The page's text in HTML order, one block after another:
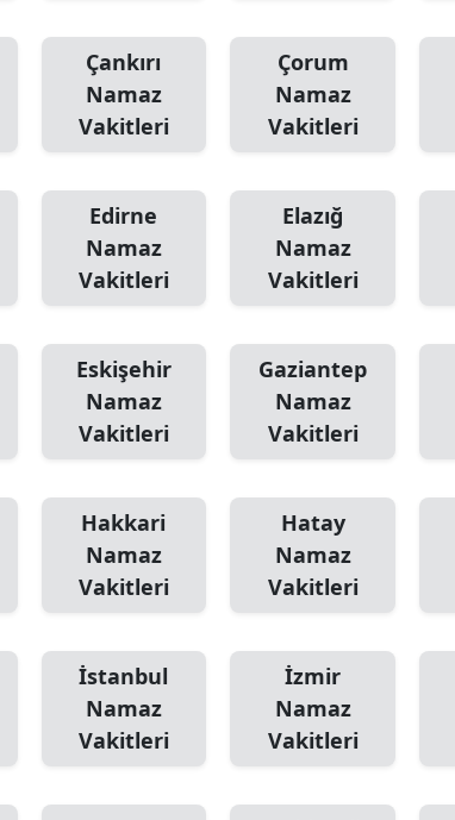
Çankırı
Namaz
Vakitleri
Çorum
Namaz
Vakitleri
Edirne
Namaz
Vakitleri
Elazığ
Namaz
Vakitleri
Eskişehir
Namaz
Vakitleri
Gaziantep
Namaz
Vakitleri
Hakkari
Namaz
Vakitleri
Hatay
Namaz
Vakitleri
İstanbul
Namaz
Vakitleri
İzmir
Namaz
Vakitleri